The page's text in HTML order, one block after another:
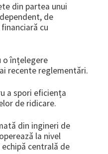
din partea unui
de
cu
o înțelegere
recente reglementări.
a spori eficiența
de ridicare.
din ingineri de
la nivel
centrală de